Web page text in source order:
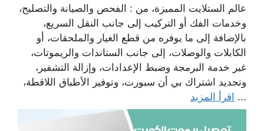
عالم الستلايت المميزة، من : الفحص والصيانة والتصليح،
وخدمات الفك أو التركيب إلى جانب النقل السريع،
بالإضافة إلى ما يوفره من قطع الغيار والملحقات، أو
الكابلات والوصلات، إلى جانب الستاندات والريموتات،
غير خدمة البرمجة وضبط الإعدادات، وإزالة التشفير،
وتجديد اشتراك بي أن سبورت، وتوفير الأطباق اللاقطة،
... اقرأ المزيد